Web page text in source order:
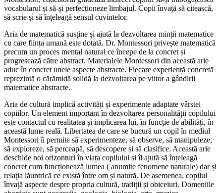
vocabularul și să-și perfecționeze limbajul. Copii învață să citească,
să scrie și să înțeleagă sensul cuvintelor.
Aria de matematică susține și ajută la dezvoltarea minții matematice
cu care ființa umană este dotată. Dr. Montessori privește matematică
precum un proces mental natural ce începe de la concret și
progresează către abstract. Materialele Montessori din această arie
aduc în concret unele aspecte abstracte. Fiecare experiență concretă
reprezintă o cărămidă solidă la dezvoltarea pe viitor a gândirii
matematice abstracte.
Aria de cultură implică activități și experimente adaptate vârstei
copiilor. Un element important în dezvoltarea personalității copilului
este contactul cu realitatea și implicarea lui, în funcție de abilități, în
această lume reală. Libertatea de care se bucură un copil în mediul
Montessori îi permite să experimenteze, să observe, să manipuleze,
să exploreze, să perceapă, să descopere și să clasifice. Această arie
deschide noi orizonturi în viața copilului și îl ajută să înțeleagă
concret cum funcționează lumea ( anumite fenomene naturale) dar și
relația lăuntrică ce există între om și natură. De asemenea, copilul
învață aspecte despre propria cultură, tradiții și obiceiuri. Domeniile